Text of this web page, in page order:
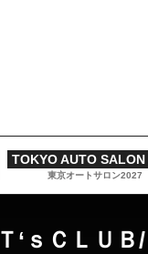
TOKYO AUTO SALON
東京オートサロン2027
Ｔ‘ｓＣＬＵＢ